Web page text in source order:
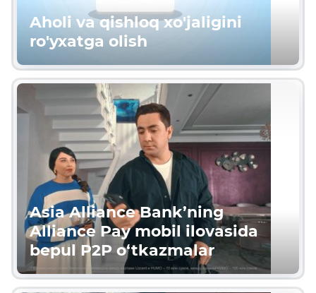
Aholi va qishloq xo'jaligini
ro'yxatga olish
Asia Alliance Bank’ning
Alliance Pay mobil ilovasida
bepul P2P o‘tkazmalar